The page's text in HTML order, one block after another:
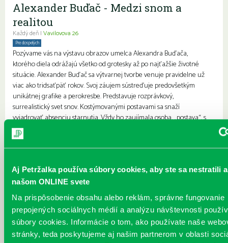
Aj Petržalka používa súbory cookies, aby ste sa nestratili
našom ONLINE svete
Na prispôsobenie obsahu alebo reklám, správne fungovanie
prepojených sociálnych médií a analýzu návštevnosti
súbory cookies. Informácie o tom, ako používate naše
stránky, teda poskytujeme aj našim partnerom v oblasti
Alexander Buďač - Medzi snom a
realitou
Každý deň | Vavilovova 26
Pre dospelých
Pozývame vás na výstavu obrazov umelca Alexandra Buďača,
ktorého diela odrážajú všetko od grotesky až po najťažšie životné
situácie. Alexander Buďač sa výtvarnej tvorbe venuje pravidelne už
viac ako tridsaťpäť rokov. Svoj záujem sústreďuje predovšetkým
unikátnej grafike a perokresbe. Predstavuje rozprávkový,
surrealistický svet snov. Kostýmovanými postavami sa snaží
vyjadrovať absenciu starnutia. Vždy ho zaujímala osoba, „postava“, s
ktorou žije alebo pracuje. Medzi jeho ľudskými postavami mo...
Každý deň |Vavilovova 24
Pre deti
Charakteristika podujatia: Podujatie Tajomstvá vesmíru približuje
fascinujúci svet mimo našej planéty hravou a zrozumiteľnou
formou. Zameriava sa na otázky, ako sa spí v mikrogravitácii, ako
astronauti jedia a ako pobyt vo vesmíre ovplyvňuje ľudské telo.
Cieľ: Spoznávať vesmír a zistiť, ako to funguje vo vesmírnej rakete.